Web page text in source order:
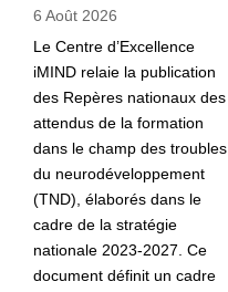
6 Août 2026
Le Centre d’Excellence
iMIND relaie la publication
des Repères nationaux des
attendus de la formation
dans le champ des troubles
du neurodéveloppement
(TND), élaborés dans le
cadre de la stratégie
nationale 2023-2027. Ce
document définit un cadre